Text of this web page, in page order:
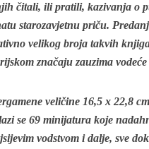
čitali, ili pratili, kazivanja o
starozavjetnu priču.
velikog broja takvih
značaju zauzima vodeće
veličine 16,5 x 22,8
se 69 minijatura koje
vodstvom i dalje, sve